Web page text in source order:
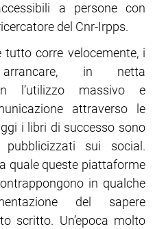
a persone con
del Cnr-Irpps.
corre velocemente, i
in netta
l’utilizzo massivo e
attraverso le
i libri di successo sono
pubblicizzati sui social.
quale queste piattaforme
in qualche
del sapere
scritto. Un’epoca molto